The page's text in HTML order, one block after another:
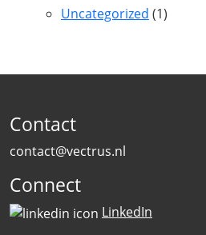
Uncategorized (1)
Contact
contact@vectrus.nl
Connect
LinkedIn